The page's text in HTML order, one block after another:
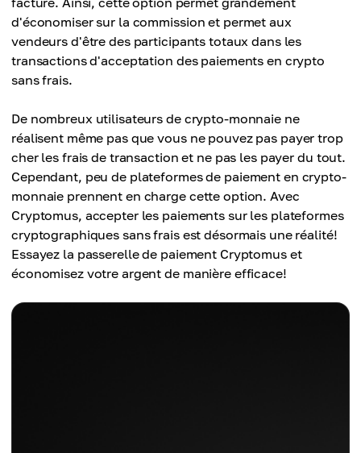
d'économiser sur la commission et permet aux
vendeurs d'être des participants totaux dans les
transactions d'acceptation des paiements en crypto
sans frais.
De nombreux utilisateurs de crypto-monnaie ne
réalisent même pas que vous ne pouvez pas payer trop
cher les frais de transaction et ne pas les payer du tout.
Cependant, peu de plateformes de paiement en crypto-
monnaie prennent en charge cette option. Avec
Cryptomus, accepter les paiements sur les plateformes
cryptographiques sans frais est désormais une réalité!
Essayez la passerelle de paiement Cryptomus et
économisez votre argent de manière efficace!